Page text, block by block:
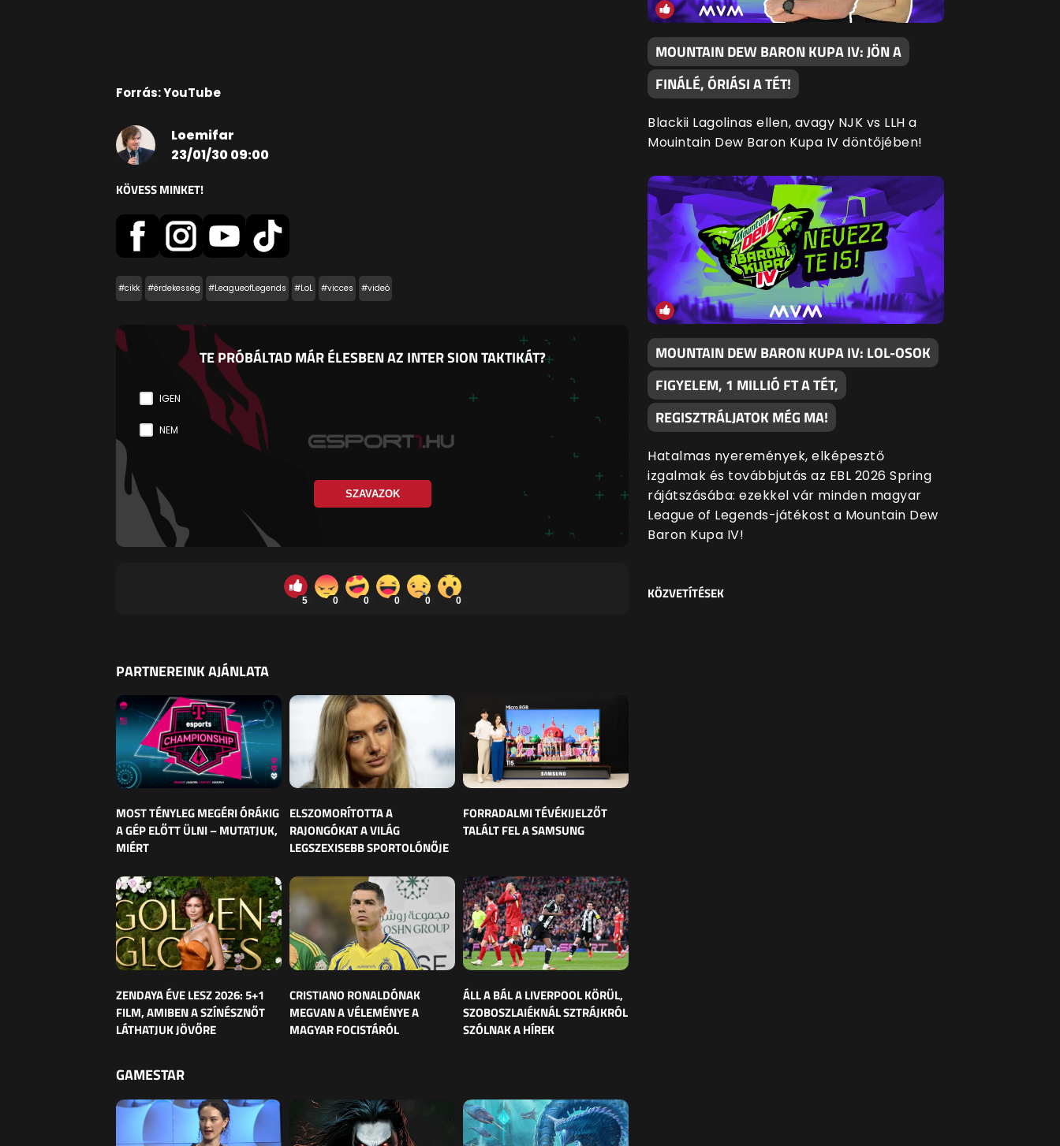
Forrás: YouTube
Loemifar
23/01/30 09:00
KÖVESS MINKET!
#cikk #érdekesség #LeagueofLegends #LoL #vicces #videó
TE PRÓBÁLTAD MÁR ÉLESBEN AZ INTER SION TAKTIKÁT?
IGEN
NEM
SZAVAZOK
5 0 0 0 0 0
PARTNEREINK AJÁNLATA
MOST TÉNYLEG MEGÉRI ÓRÁKIG
A GÉP ELŐTT ÜLNI – MUTATJUK,
MIÉRT
ELSZOMORÍTOTTA A
RAJONGÓKAT A VILÁG
LEGSZEXISEBB SPORTOLÓNŐJE
FORRADALMI TÉVÉKIJELZŐT
TALÁLT FEL A SAMSUNG
ZENDAYA ÉVE LESZ 2026: 5+1
FILM, AMIBEN A SZÍNÉSZNŐT
LÁTHATJUK JÖVŐRE
CRISTIANO RONALDÓNAK
MEGVAN A VÉLEMÉNYE A
MAGYAR FOCISTÁRÓL
ÁLL A BÁL A LIVERPOOL KÖRÜL,
SZOBOSZLAIÉKNÁL SZTRÁJKRÓL
SZÓLNAK A HÍREK
GAMESTAR
MOUNTAIN DEW BARON KUPA IV: JÖN A
FINÁLÉ, ÓRIÁSI A TÉT!
Blackii Lagolinas ellen, avagy NJK vs LLH a
Mouintain Dew Baron Kupa IV döntőjében!
MOUNTAIN DEW BARON KUPA IV: LOL-OSOK
FIGYELEM, 1 MILLIÓ FT A TÉT,
REGISZTRÁLJATOK MÉG MA!
Hatalmas nyeremények, elképesztő
izgalmak és továbbjutás az EBL 2026 Spring
rájátszásába: ezekkel vár minden magyar
League of Legends-játékost a Mountain Dew
Baron Kupa IV!
KÖZVETÍTÉSEK